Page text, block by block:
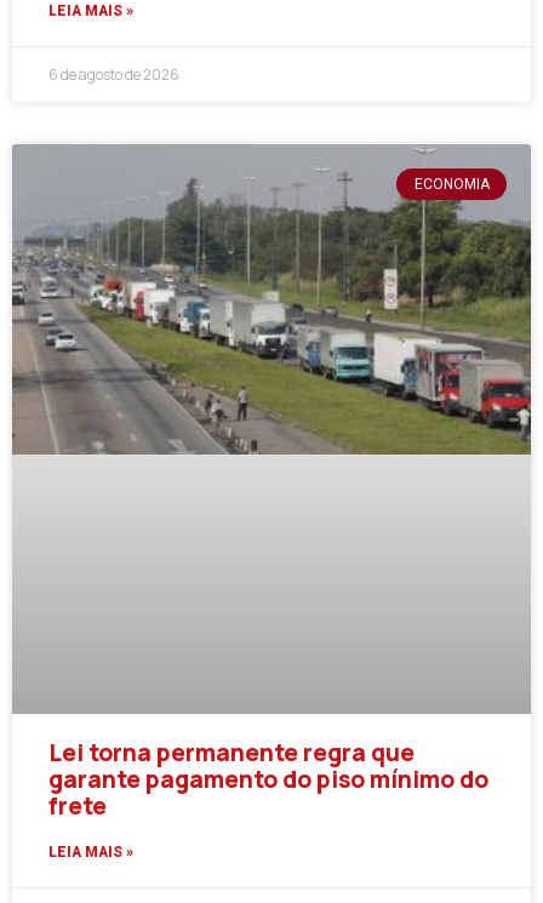
LEIA MAIS »
6 de agosto de 2026
ECONOMIA
Lei torna permanente regra que
garante pagamento do piso mínimo do
frete
LEIA MAIS »